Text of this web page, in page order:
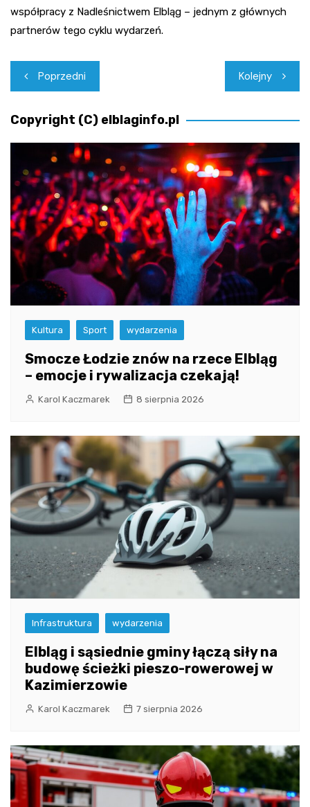
współpracy z Nadleśnictwem Elbląg – jednym z głównych
partnerów tego cyklu wydarzeń.
Nawigacja
wpisu
Poprzedni Kolejny
Copyright (C) elblaginfo.pl
Kultura Sport wydarzenia
Smocze Łodzie znów na rzece Elbląg
– emocje i rywalizacja czekają!
Karol Kaczmarek 8 sierpnia 2026
Infrastruktura wydarzenia
Elbląg i sąsiednie gminy łączą siły na
budowę ścieżki pieszo-rowerowej w
Kazimierzowie
Karol Kaczmarek 7 sierpnia 2026